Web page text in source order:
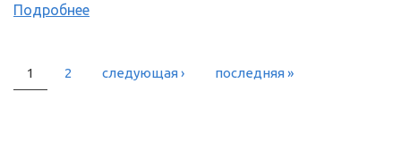
Подробнее
СТРАНИЦЫ
1 2 следующая › последняя »